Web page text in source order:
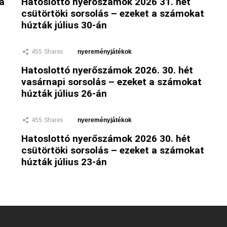
csütörtöki sorsolás – ezeket a számokat
húzták július 30-án
455 Shares nyereményjátékok
Hatoslottó nyerőszámok 2026. 30. hét
vasárnapi sorsolás – ezeket a számokat
húzták július 26-án
455 Shares nyereményjátékok
Hatoslottó nyerőszámok 2026 30. hét
csütörtöki sorsolás – ezeket a számokat
húzták július 23-án